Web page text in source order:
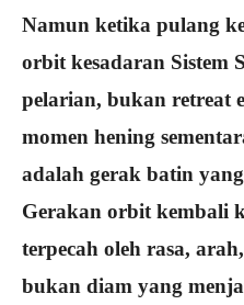
Namun ketika pulang
orbit kesadaran Sistem
pelarian, bukan retreat
momen hening
adalah gerak batin
Gerakan orbit kembali
terpecah oleh rasa,
bukan diam yang